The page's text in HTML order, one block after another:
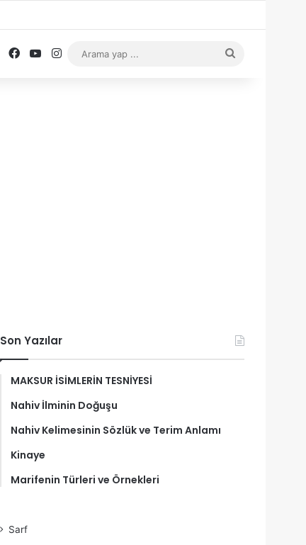
Facebook
YouTube
Instagram
Son Yazılar
MAKSUR İSİMLERİN TESNİYESİ
Nahiv İlminin Doğuşu
Nahiv Kelimesinin Sözlük ve Terim Anlamı
Kinaye
Marifenin Türleri ve Örnekleri
Sarf